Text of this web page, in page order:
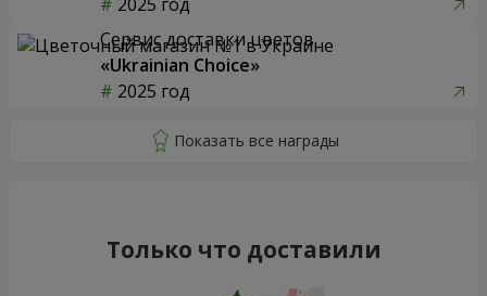
Сервис доставки цветов
«Ukrainian Choice»
2025 год
Только что доставили